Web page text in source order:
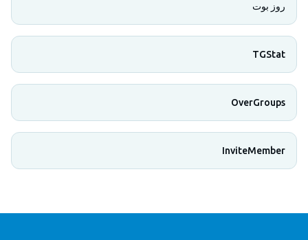
روز بوت
TGStat
OverGroups
InviteMember